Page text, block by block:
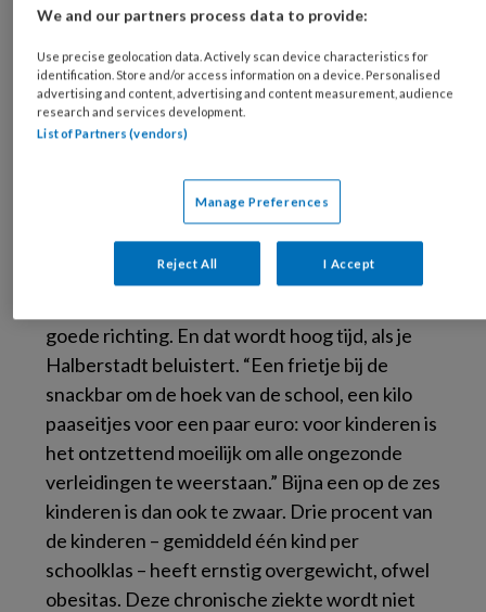
zwaarder wordende Nederlandse bevolking.
een week later opent het kabinet eindelijk de
aanval op ongezond eten. Het wil vooral in de
buurt van scholen nieuwe vestigingen van
onge- zond eten aan banden leggen en scholen
wettelijke mogelijkheden bieden om het
aanbod van snoep en snacks op en rond
scholen te beperken. De details moeten nog
goede richting. En dat wordt hoog tijd, als je
Halberstadt beluistert. “Een frietje bij de
snackbar om de hoek van de school, een kilo
paaseitjes voor een paar euro: voor kinderen is
het ontzettend moeilijk om alle ongezonde
verleidingen te weerstaan.” Bijna een op de zes
kinderen is dan ook te zwaar. Drie procent van
de kinderen – gemiddeld één kind per
schoolklas – heeft ernstig overgewicht, ofwel
obesitas. Deze chronische ziekte wordt niet
We and our partners process data to provide:
Use precise geolocation data. Actively scan device characteristics for
identification. Store and/or access information on a device. Personalised
advertising and content, advertising and content measurement, audience
research and services development.
List of Partners (vendors)
Manage Preferences
Reject All I Accept